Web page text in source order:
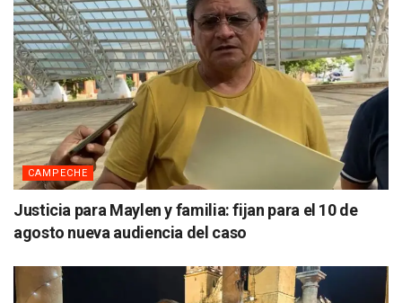
CAMPECHE
Justicia para Maylen y familia: fijan para el 10 de
agosto nueva audiencia del caso